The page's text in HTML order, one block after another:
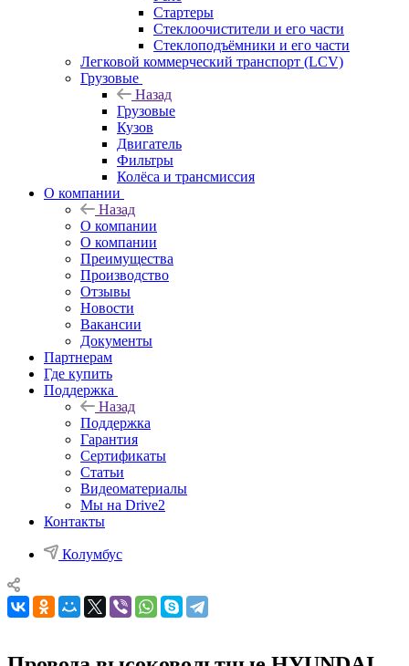
Стартеры
Стеклоочистители и его части
Стеклоподъёмники и его части
Легковой коммерческий транспорт (LCV)
Грузовые
Назад
Грузовые
Кузов
Двигатель
Фильтры
Колёса и трансмиссия
О компании
Назад
О компании
О компании
Преимущества
Производство
Отзывы
Новости
Вакансии
Документы
Партнерам
Где купить
Поддержка
Назад
Поддержка
Гарантия
Сертификаты
Статьи
Видеоматериалы
Мы на Drive2
Контакты
Колумбус